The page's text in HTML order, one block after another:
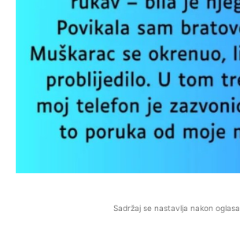
Sadržaj se nastavlja nakon oglasa